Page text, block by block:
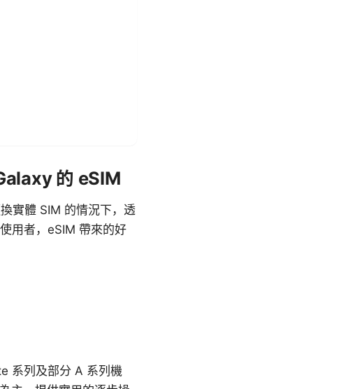
的 eSIM
實體 SIM 的情況下，透
用者，eSIM 帶來的好
系列及部分 A 系列機